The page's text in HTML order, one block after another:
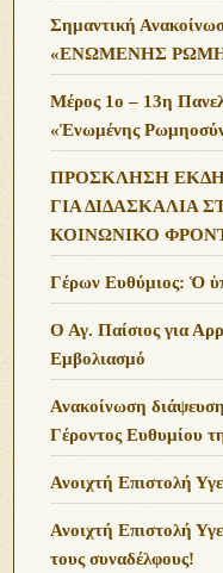
Σημαντική
«ΕΝΩΜΕΝΗΣ
Μέρος 1ο – 13η
«Ἑνωμένης
ΠΡΟΣΚΛΗΣΗ
ΓΙΑ ΔΙΔΑΣΚΑΛΙΑ
ΚΟΙΝΩΝΙΚΟ
Γέρων Ευθύμιος: Ὁ
Ο Αγ. Παίσιος για
Εμβολιασμό
Ανακοίνωση
Γέροντος Ευθυμίου
Ανοιχτή Επιστολή
Ανοιχτή Επιστολή
τους συναδέλφους!